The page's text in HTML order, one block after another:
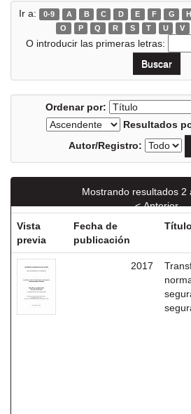
Ir a: 0-9 A B C D E F G H
O
P Q R S T U V
O introducir las primeras letras:
Ordenar por:
Resultados
Autor/Registro:
Mostrando resultados 2
< Anterior
Vista
previa
Fecha de
publicación
Título
2017